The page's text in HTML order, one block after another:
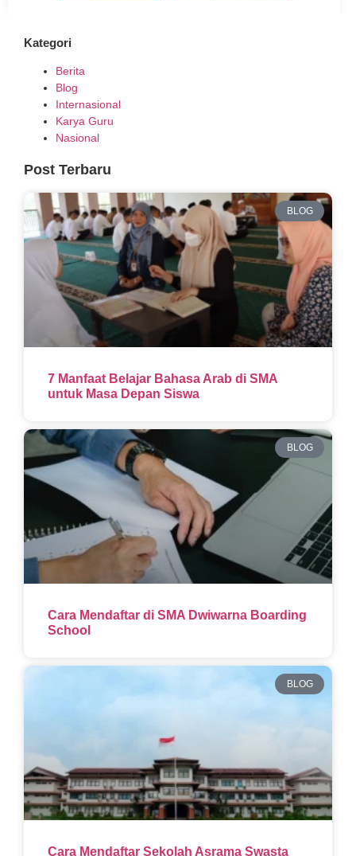
Kategori
Berita
Blog
Internasional
Karya Guru
Nasional
Post Terbaru
BLOG
7 Manfaat Belajar Bahasa Arab di SMA
untuk Masa Depan Siswa
BLOG
Cara Mendaftar di SMA Dwiwarna Boarding
School
BLOG
Cara Mendaftar Sekolah Asrama Swasta